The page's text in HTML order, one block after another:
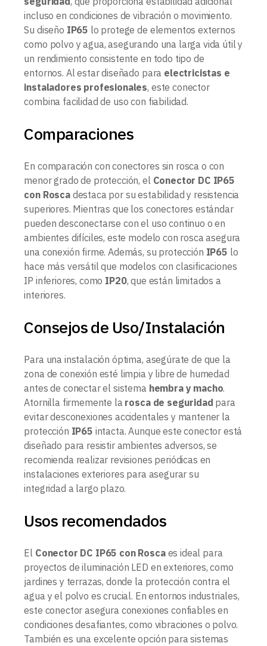
incluso en condiciones de vibración o movimiento.
Su diseño IP65 lo protege de elementos externos
como polvo y agua, asegurando una larga vida útil y
un rendimiento consistente en todo tipo de
entornos. Al estar diseñado para electricistas e
instaladores profesionales, este conector
combina facilidad de uso con fiabilidad.
Comparaciones
En comparación con conectores sin rosca o con
menor grado de protección, el Conector DC IP65
con Roscadestaca por su estabilidad y resistencia
superiores. Mientras que los conectores estándar
pueden desconectarse con el uso continuo o en
ambientes difíciles, este modelo con rosca asegura
una conexión firme. Además, su protección IP65 lo
hace más versátil que modelos con clasificaciones
IP inferiores, como IP20, que están limitados a
interiores.
Consejos de Uso/Instalación
Para una instalación óptima, asegúrate de que la
zona de conexión esté limpia y libre de humedad
antes de conectar el sistema hembra y macho.
Atornilla firmemente la rosca de seguridad para
evitar desconexiones accidentales y mantener la
protección IP65 intacta. Aunque este conector está
diseñado para resistir ambientes adversos, se
recomienda realizar revisiones periódicas en
instalaciones exteriores para asegurar su
integridad a largo plazo.
Usos recomendados
El Conector DC IP65 con Roscaes ideal para
proyectos de iluminación LED en exteriores, como
jardines y terrazas, donde la protección contra el
agua y el polvo es crucial. En entornos industriales,
este conector asegura conexiones confiables en
condiciones desafiantes, como vibraciones o polvo.
También es una excelente opción para sistemas